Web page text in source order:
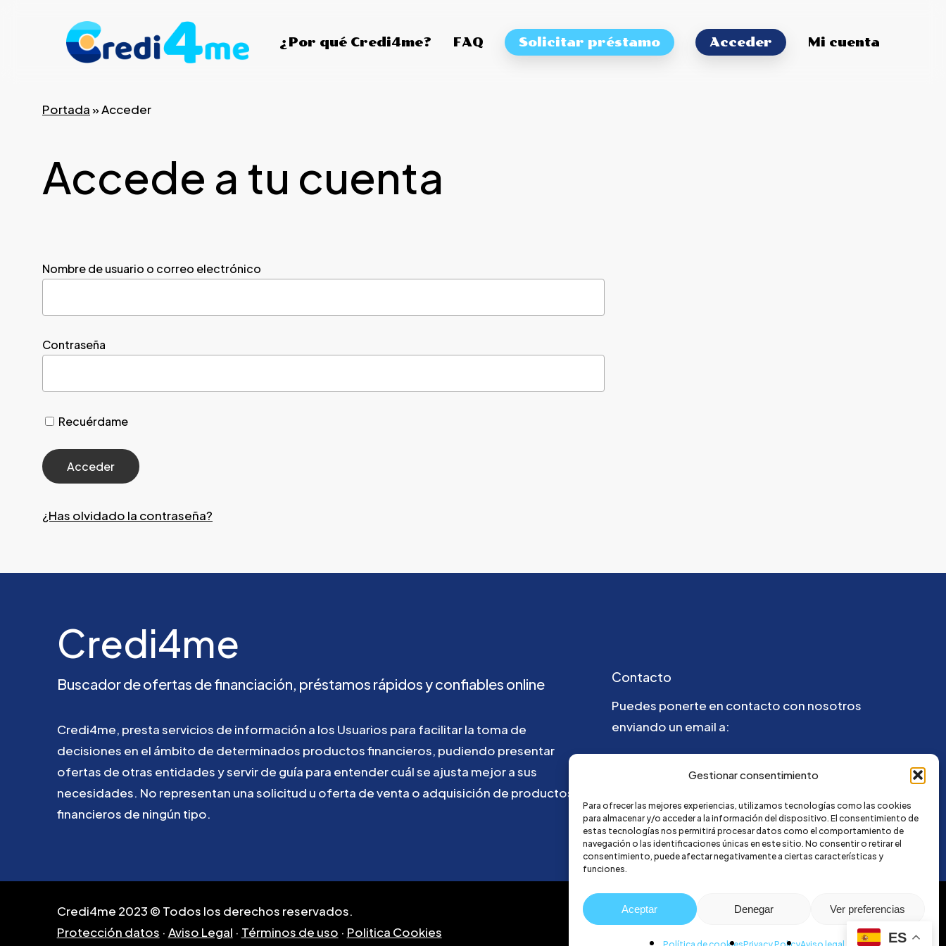
Gestionar consentimiento
Para ofrecer las mejores experiencias, utilizamos tecnologías como las cookies
para almacenar y/o acceder a la información del dispositivo. El consentimiento de
estas tecnologías nos permitirá procesar datos como el comportamiento de
navegación o las identificaciones únicas en este sitio. No consentir o retirar el
consentimiento, puede afectar negativamente a ciertas características y
funciones.
Aceptar Denegar Ver preferencias
¿Por qué Credi4me? FAQ Solicitar préstamo Acceder Mi cuenta
Portada»Acceder
Accede a tu cuenta
Nombre de usuario o correo electrónico
Contraseña
Recuérdame
¿Has olvidado la contraseña?
Credi4me
Buscadordeofertas definanciación, préstamos rápidosyconfiables online
Credi4me, prestaservicios de información a los Usuarios para facilitarla toma de
decisiones en el ámbito de determinados productosfinancieros, pudiendo presentar
ofertas de otras entidadesyservirde guía para entendercuálse ajusta mejorasus
necesidades. No representan unasolicitud u oferta deventa o adquisición de productos
financieros de ningún tipo.
Contacto
Puedes ponerte en contacto con nosotros
enviando un email a:
Credi4me 2023 © Todos los derechos reservados.
Protección datos · Aviso Legal · Términos de uso · Politica Cookies ES